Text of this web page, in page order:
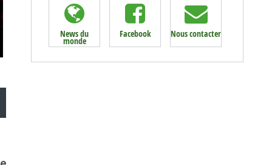
News du
monde
Facebook Nous contacter